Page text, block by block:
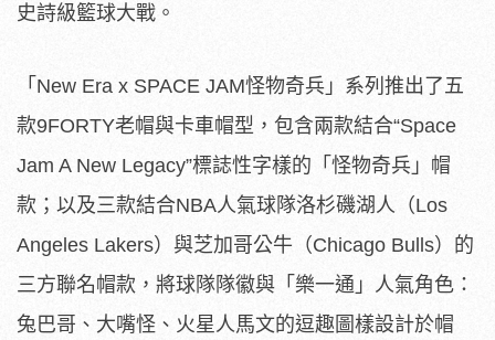
史詩級籃球大戰。
「New Era x SPACE JAM怪物奇兵」系列推出了五
款9FORTY老帽與卡車帽型，包含兩款結合“Space
Jam A New Legacy”標誌性字樣的「怪物奇兵」帽
款；以及三款結合NBA人氣球隊洛杉磯湖人（Los
Angeles Lakers）與芝加哥公牛（Chicago Bulls）的
三方聯名帽款，將球隊隊徽與「樂一通」人氣角色：
兔巴哥、大嘴怪、火星人馬文的逗趣圖樣設計於帽